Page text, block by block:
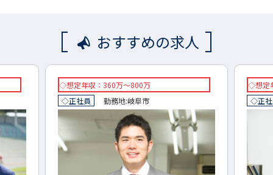
おすすめの求人
◇想定年収：360万～800万
◇正社員
勤務地:岐阜市
◇想定
◇正